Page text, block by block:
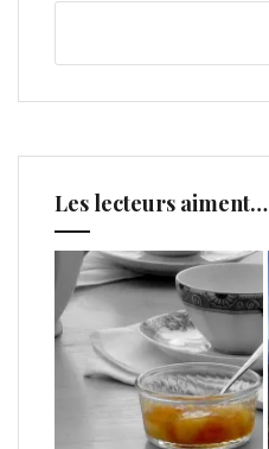
Les lecteurs aiment…